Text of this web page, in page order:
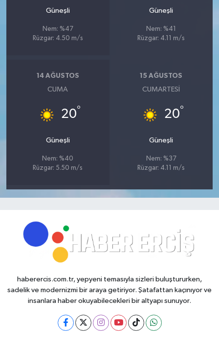
Güneşli
Nem: %47
Rüzgar: 4.50 m/s
Güneşli
Nem: %41
Rüzgar: 4.11 m/s
14 AĞUSTOS
CUMA
20°
Güneşli
Nem: %40
Rüzgar: 5.50 m/s
15 AĞUSTOS
CUMARTESI
20°
Güneşli
Nem: %37
Rüzgar: 4.11 m/s
haberercis.com.tr, yepyeni temasıyla sizleri buluştururken,
sadelik ve modernizmi bir araya getiriyor. Şatafattan kaçınıyor ve
insanlara haber okuyabilecekleri bir altyapı sunuyor.